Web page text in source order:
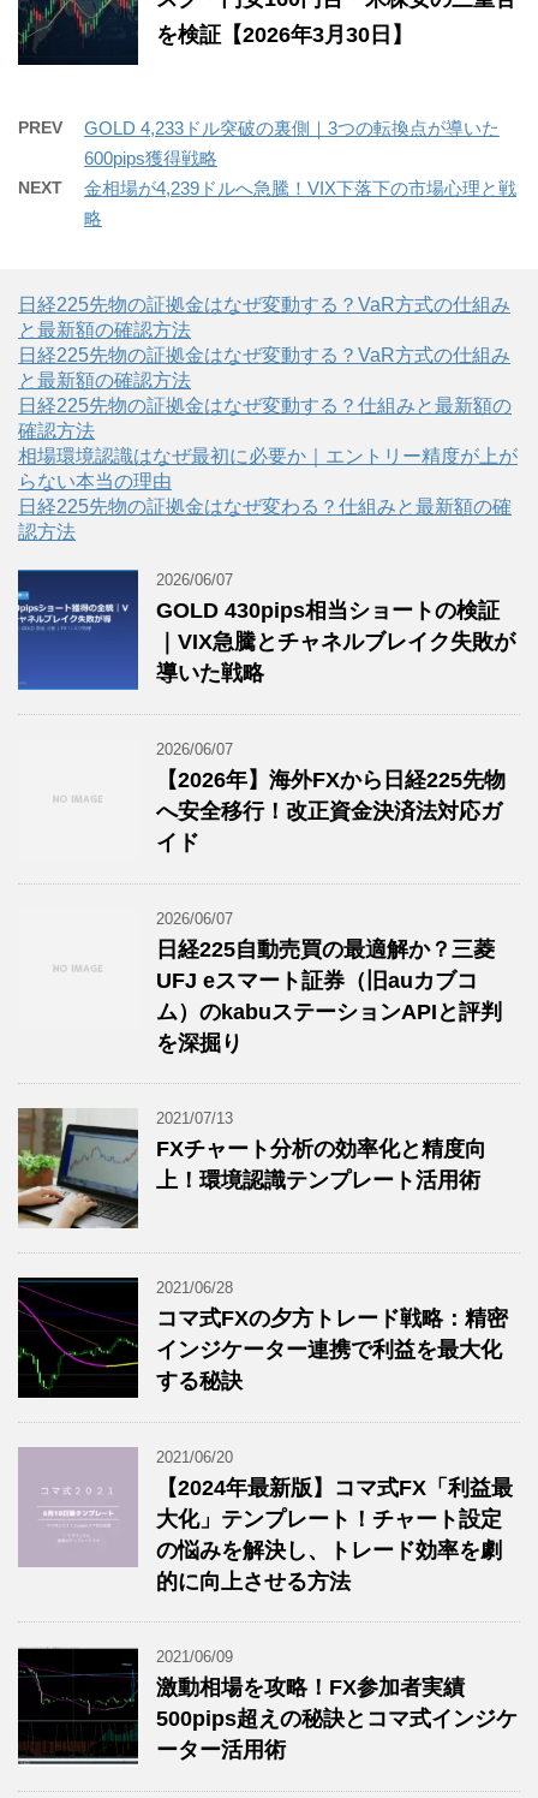
を検証【2026年3月30日】
PREV
GOLD 4,233ドル突破の裏側｜3つの転換点が導いた
600pips獲得戦略
NEXT
金相場が4,239ドルへ急騰！VIX下落下の市場心理と戦
略
日経225先物の証拠金はなぜ変動する？VaR方式の仕組み
と最新額の確認方法
日経225先物の証拠金はなぜ変動する？VaR方式の仕組み
と最新額の確認方法
日経225先物の証拠金はなぜ変動する？仕組みと最新額の
確認方法
相場環境認識はなぜ最初に必要か｜エントリー精度が上が
らない本当の理由
日経225先物の証拠金はなぜ変わる？仕組みと最新額の確
認方法
2026/06/07
GOLD 430pips相当ショートの検証
｜VIX急騰とチャネルブレイク失敗が
導いた戦略
2026/06/07
【2026年】海外FXから日経225先物
へ安全移行！改正資金決済法対応ガ
イド
2026/06/07
日経225自動売買の最適解か？三菱
UFJ eスマート証券（旧auカブコ
ム）のkabuステーションAPIと評判
を深掘り
2021/07/13
FXチャート分析の効率化と精度向
上！環境認識テンプレート活用術
2021/06/28
コマ式FXの夕方トレード戦略：精密
インジケーター連携で利益を最大化
する秘訣
2021/06/20
【2024年最新版】コマ式FX「利益最
大化」テンプレート！チャート設定
の悩みを解決し、トレード効率を劇
的に向上させる方法
2021/06/09
激動相場を攻略！FX参加者実績
500pips超えの秘訣とコマ式インジケ
ーター活用術